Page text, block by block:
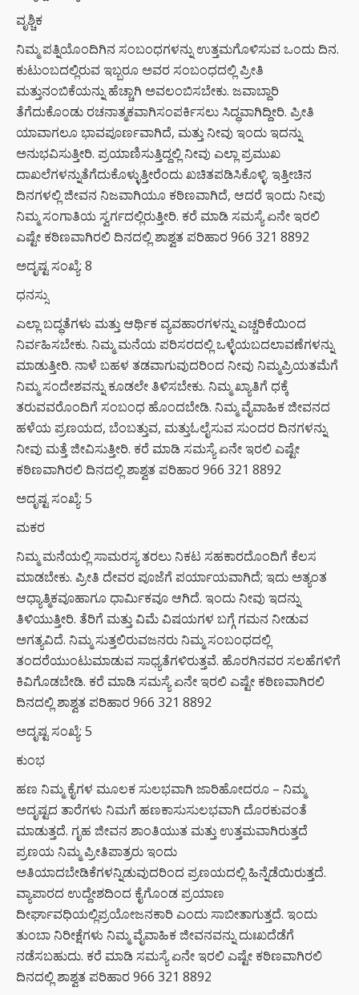
ವೃಶ್ಚಿಕ
ನಿಮ್ಮ ಪತ್ನಿಯೊಂದಿಗಿನ ಸಂಬಂಧಗಳನ್ನು ಉತ್ತಮಗೊಳಿಸುವ ಒಂದು ದಿನ.
ಕುಟುಂಬದಲ್ಲಿರುವ ಇಬ್ಬರೂ ಅವರ ಸಂಬಂಧದಲ್ಲಿ ಪ್ರೀತಿ
ಮತ್ತುನಂಬಿಕೆಯನ್ನು ಹೆಚ್ಚಾಗಿ ಅವಲಂಬಿಸಬೇಕು. ಜವಾಬ್ದಾರಿ
ತೆಗೆದುಕೊಂಡು ರಚನಾತ್ಮಕವಾಗಿಸಂಪರ್ಕಿಸಲು ಸಿದ್ಧವಾಗಿದ್ದೀರಿ. ಪ್ರೀತಿ
ಯಾವಾಗಲೂ ಭಾವಪೂರ್ಣವಾಗಿದೆ, ಮತ್ತು ನೀವು ಇಂದು ಇದನ್ನು
ಅನುಭವಿಸುತ್ತೀರಿ. ಪ್ರಯಾಣಿಸುತ್ತಿದ್ದಲ್ಲಿ ನೀವು ಎಲ್ಲಾ ಪ್ರಮುಖ
ದಾಖಲೆಗಳನ್ನುತೆಗೆದುಕೊಳ್ಳುತ್ತೀರೆಂದು ಖಚಿತಪಡಿಸಿಕೊಳ್ಳಿ. ಇತ್ತೀಚಿನ
ದಿನಗಳಲ್ಲಿ ಜೀವನ ನಿಜವಾಗಿಯೂ ಕಠಿಣವಾಗಿದೆ, ಆದರೆ ಇಂದು ನೀವು
ನಿಮ್ಮ ಸಂಗಾತಿಯ ಸ್ವರ್ಗದಲ್ಲಿರುತ್ತೀರಿ. ಕರೆ ಮಾಡಿ ಸಮಸ್ಯೆ ಏನೇ ಇರಲಿ
ಎಷ್ಟೇ ಕಠಿಣವಾಗಿರಲಿ ದಿನದಲ್ಲಿ ಶಾಶ್ವತ ಪರಿಹಾರ 966 321 8892
ಅದೃಷ್ಟ ಸಂಖ್ಯೆ: 8
ಧನಸ್ಸು
ಎಲ್ಲಾ ಬದ್ಧತೆಗಳು ಮತ್ತು ಆರ್ಥಿಕ ವ್ಯವಹಾರಗಳನ್ನು ಎಚ್ಚರಿಕೆಯಿಂದ
ನಿರ್ವಹಿಸಬೇಕು. ನಿಮ್ಮ ಮನೆಯ ಪರಿಸರದಲ್ಲಿ ಒಳ್ಳೆಯಬದಲಾವಣೆಗಳನ್ನು
ಮಾಡುತ್ತೀರಿ. ನಾಳೆ ಬಹಳ ತಡವಾಗುವುದರಿಂದ ನೀವು ನಿಮ್ಮಪ್ರಿಯತಮೆಗೆ
ನಿಮ್ಮ ಸಂದೇಶವನ್ನು ಕೂಡಲೇ ತಿಳಿಸಬೇಕು. ನಿಮ್ಮ ಖ್ಯಾತಿಗೆ ಧಕ್ಕೆ
ತರುವವರೊಂದಿಗೆ ಸಂಬಂಧ ಹೊಂದಬೇಡಿ. ನಿಮ್ಮ ವೈವಾಹಿಕ ಜೀವನದ
ಹಳೆಯ ಪ್ರಣಯದ, ಬೆಂಬತ್ತುವ, ಮತ್ತುಓಲೈಸುವ ಸುಂದರ ದಿನಗಳನ್ನು
ನೀವು ಮತ್ತೆ ಜೀವಿಸುತ್ತೀರಿ. ಕರೆ ಮಾಡಿ ಸಮಸ್ಯೆ ಏನೇ ಇರಲಿ ಎಷ್ಟೇ
ಕಠಿಣವಾಗಿರಲಿ ದಿನದಲ್ಲಿ ಶಾಶ್ವತ ಪರಿಹಾರ 966 321 8892
ಅದೃಷ್ಟ ಸಂಖ್ಯೆ: 5
ಮಕರ
ನಿಮ್ಮ ಮನೆಯಲ್ಲಿ ಸಾಮರಸ್ಯ ತರಲು ನಿಕಟ ಸಹಕಾರದೊಂದಿಗೆ ಕೆಲಸ
ಮಾಡಬೇಕು. ಪ್ರೀತಿ ದೇವರ ಪೂಜೆಗೆ ಪರ್ಯಾಯವಾಗಿದೆ; ಇದು ಅತ್ಯಂತ
ಆಧ್ಯಾತ್ಮಿಕವೂಹಾಗೂ ಧಾರ್ಮಿಕವೂ ಆಗಿದೆ. ಇಂದು ನೀವು ಇದನ್ನು
ತಿಳಿಯುತ್ತೀರಿ. ತೆರಿಗೆ ಮತ್ತು ವಿಮೆ ವಿಷಯಗಳ ಬಗ್ಗೆ ಗಮನ ನೀಡುವ
ಅಗತ್ಯವಿದೆ. ನಿಮ್ಮ ಸುತ್ತಲಿರುವಜನರು ನಿಮ್ಮ ಸಂಬಂಧದಲ್ಲಿ
ತಂದರೆಯುಂಟುಮಾಡುವ ಸಾಧ್ಯತೆಗಳಿರುತ್ತವೆ. ಹೊರಗಿನವರ ಸಲಹೆಗಳಿಗೆ
ಕಿವಿಗೊಡಬೇಡಿ. ಕರೆ ಮಾಡಿ ಸಮಸ್ಯೆ ಏನೇ ಇರಲಿ ಎಷ್ಟೇ ಕಠಿಣವಾಗಿರಲಿ
ದಿನದಲ್ಲಿ ಶಾಶ್ವತ ಪರಿಹಾರ 966 321 8892
ಅದೃಷ್ಟ ಸಂಖ್ಯೆ: 5
ಕುಂಭ
ಹಣ ನಿಮ್ಮ ಕೈಗಳ ಮೂಲಕ ಸುಲಭವಾಗಿ ಜಾರಿಹೋದರೂ – ನಿಮ್ಮ
ಅದೃಷ್ಟದ ತಾರೆಗಳು ನಿಮಗೆ ಹಣಕಾಸುಸುಲಭವಾಗಿ ದೊರಕುವಂತೆ
ಮಾಡುತ್ತದೆ. ಗೃಹ ಜೀವನ ಶಾಂತಿಯುತ ಮತ್ತು ಉತ್ತಮವಾಗಿರುತ್ತದೆ
ಪ್ರಣಯ ನಿಮ್ಮ ಪ್ರೀತಿಪಾತ್ರರು ಇಂದು
ಅತಿಯಾದಬೇಡಿಕೆಗಳನ್ನಿಡುವುದರಿಂದ ಪ್ರಣಯದಲ್ಲಿ ಹಿನ್ನೆಡೆಯಿರುತ್ತದೆ.
ವ್ಯಾಪಾರದ ಉದ್ದೇಶದಿಂದ ಕೈಗೊಂಡ ಪ್ರಯಾಣ
ದೀರ್ಘಾವಧಿಯಲ್ಲಿಪ್ರಯೋಜನಕಾರಿ ಎಂದು ಸಾಬೀತಾಗುತ್ತದೆ. ಇಂದು
ತುಂಬಾ ನಿರೀಕ್ಷೆಗಳು ನಿಮ್ಮ ವೈವಾಹಿಕ ಜೀವನವನ್ನು ದುಃಖದೆಡೆಗೆ
ನಡೆಸಬಹುದು. ಕರೆ ಮಾಡಿ ಸಮಸ್ಯೆ ಏನೇ ಇರಲಿ ಎಷ್ಟೇ ಕಠಿಣವಾಗಿರಲಿ
ದಿನದಲ್ಲಿ ಶಾಶ್ವತ ಪರಿಹಾರ 966 321 8892